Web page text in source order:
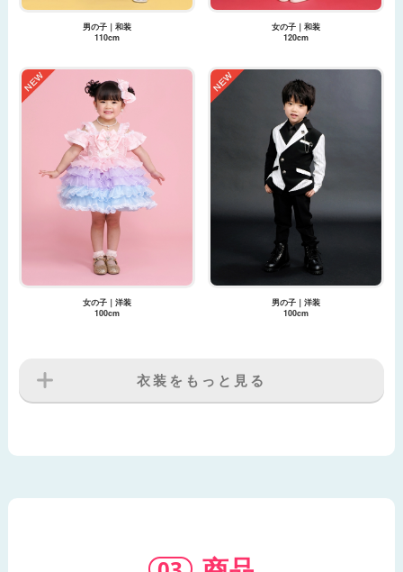
男の子｜和装
110cm
女の子｜和装
120cm
女の子｜洋装
100cm
男の子｜洋装
100cm
衣装をもっと見る